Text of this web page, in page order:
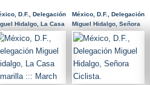
D.F., Delegación
Hidalgo, La Casa
::: March
México, D.F., Delegación
Miguel Hidalgo, Señora
Ciclista.